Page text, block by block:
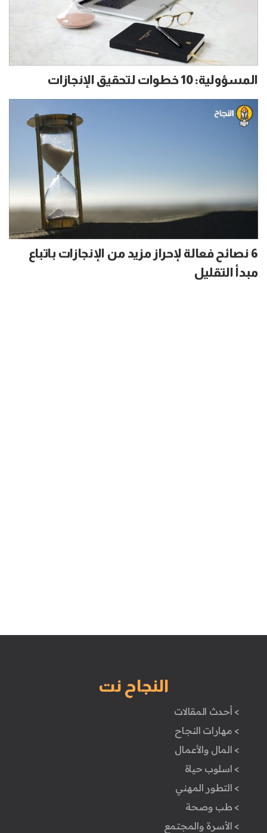
المسؤولية: 10 خطوات لتحقيق الإنجازات
6 نصائح فعالة لإحراز مزيد من الإنجازات باتباع
مبدأ التقليل
النجاح نت
> أحدث المقالات
> مهارات النجاح
> المال والأعمال
> اسلوب حياة
> التطور المهني
> طب وصحة
> الأسرة والمجتمع